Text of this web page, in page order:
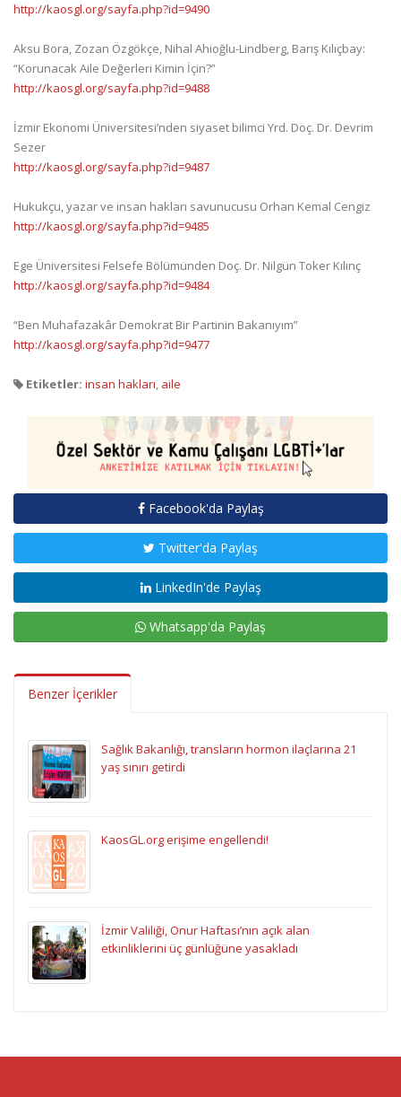
http://kaosgl.org/sayfa.php?id=9490
Aksu Bora, Zozan Özgökçe, Nihal Ahioğlu-Lindberg, Barış Kılıçbay:
“Korunacak Aile Değerleri Kimin İçin?”
http://kaosgl.org/sayfa.php?id=9488
İzmir Ekonomi Üniversitesi’nden siyaset bilimci Yrd. Doç. Dr. Devrim
Sezer
http://kaosgl.org/sayfa.php?id=9487
Hukukçu, yazar ve insan hakları savunucusu Orhan Kemal Cengiz
http://kaosgl.org/sayfa.php?id=9485
Ege Üniversitesi Felsefe Bölümünden Doç. Dr. Nilgün Toker Kılınç
http://kaosgl.org/sayfa.php?id=9484
“Ben Muhafazakâr Demokrat Bir Partinin Bakanıyım”
http://kaosgl.org/sayfa.php?id=9477
Etiketler: insan hakları, aile
Facebook'da Paylaş
Twitter'da Paylaş
LinkedIn'de Paylaş
Whatsapp'da Paylaş
Benzer İçerikler
Sağlık Bakanlığı, transların hormon ilaçlarına 21
yaş sınırı getirdi
KaosGL.org erişime engellendi!
İzmir Valiliği, Onur Haftası’nın açık alan
etkinliklerini üç günlüğüne yasakladı